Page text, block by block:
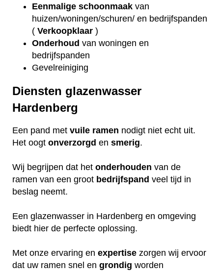
Eenmalige schoonmaak van
huizen/woningen/schuren/ en bedrijfspanden
( Verkoopklaar )
Onderhoud van woningen en
bedrijfspanden
Gevelreiniging
Diensten glazenwasser
Hardenberg
Een pand met vuile ramen nodigt niet echt uit.
Het oogt onverzorgd en smerig.
Wij begrijpen dat het onderhouden van de
ramen van een groot bedrijfspand veel tijd in
beslag neemt.
Een glazenwasser in Hardenberg en omgeving
biedt hier de perfecte oplossing.
Met onze ervaring en expertise zorgen wij ervoor
dat uw ramen snel en grondig worden